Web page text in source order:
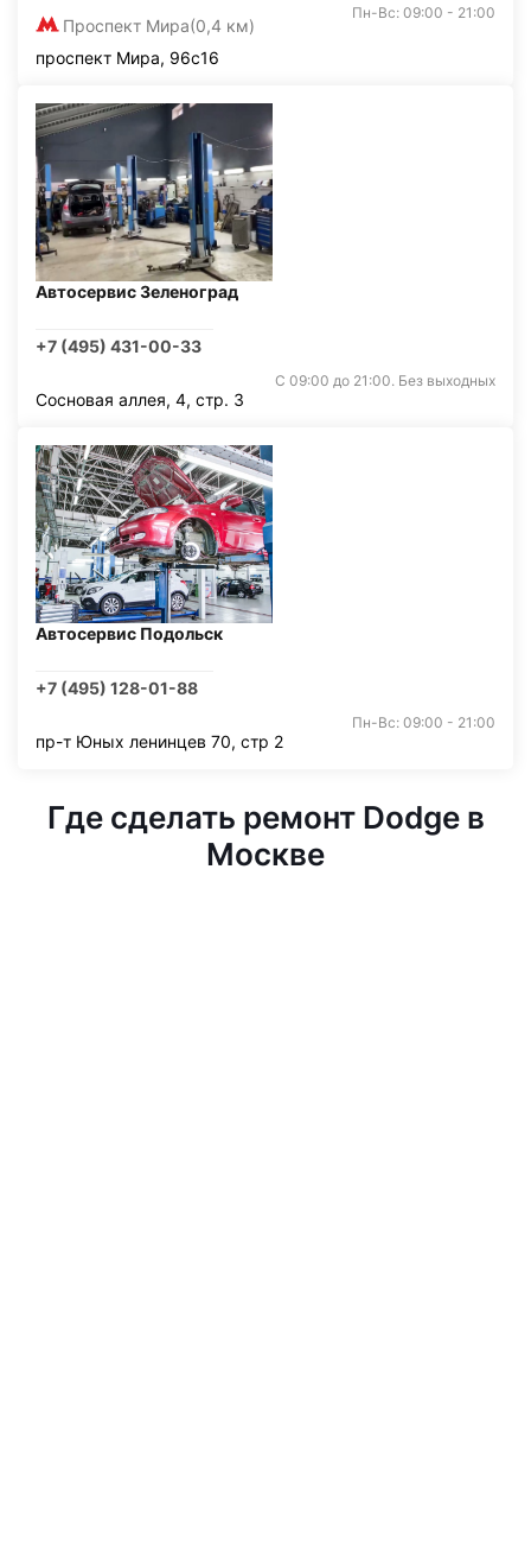
Проспект Мира(0,4 км)
Пн-Вс: 09:00 - 21:00
проспект Мира, 96с16
Автосервис Зеленоград
+7 (495) 431-00-33
С 09:00 до 21:00. Без выходных
Сосновая аллея, 4, стр. 3
Автосервис Подольск
+7 (495) 128-01-88
Пн-Вс: 09:00 - 21:00
пр-т Юных ленинцев 70, стр 2
Где сделать ремонт Dodge в
Москве